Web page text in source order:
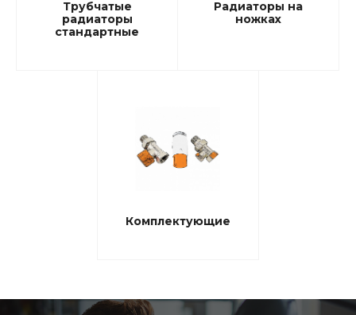
Трубчатые
радиаторы
стандартные
Радиаторы на
ножках
Комплектующие